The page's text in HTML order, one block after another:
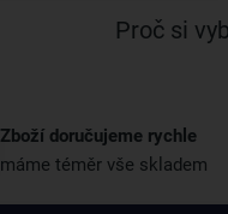
Proč si
Zboží doručujeme rychle
máme téměr vše skladem